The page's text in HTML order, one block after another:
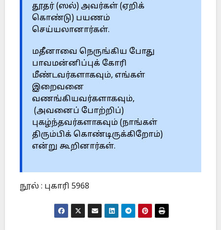
தூதர் (ஸல்) அவர்கள் (ஏறிக்
கொண்டு) பயணம்
செய்யலானார்கள்.
மதீனாவை நெருங்கிய போது
பாவமன்னிப்புக் கோரி
மீண்டவர்களாகவும், எங்கள்
இறைவனை
வணங்கியவர்களாகவும்,
(அவனைப் போற்றிப்)
புகழ்ந்தவர்களாகவும் (நாங்கள்
திரும்பிக் கொண்டிருக்கிறோம்)
என்று கூறினார்கள்.
நூல் : புகாரி 5968